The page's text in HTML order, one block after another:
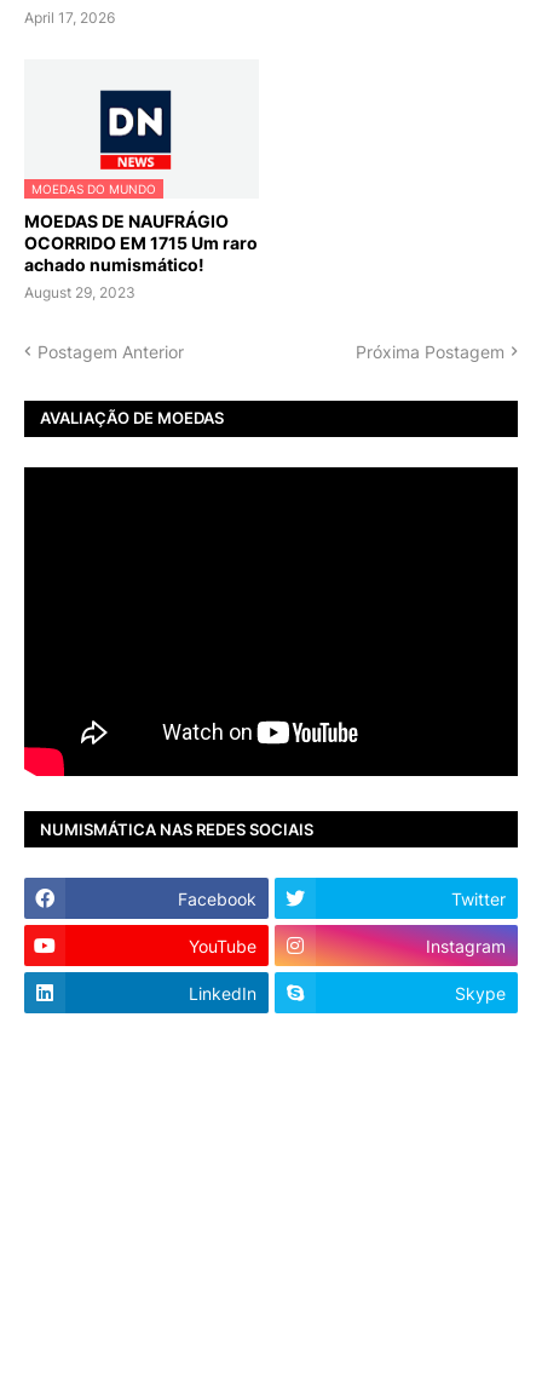
April 17, 2026
MOEDAS DO MUNDO
MOEDAS DE NAUFRÁGIO
OCORRIDO EM 1715 Um raro
achado numismático!
August 29, 2023
Postagem Anterior Próxima Postagem
AVALIAÇÃO DE MOEDAS
NUMISMÁTICA NAS REDES SOCIAIS
Facebook Twitter
YouTube Instagram
LinkedIn Skype